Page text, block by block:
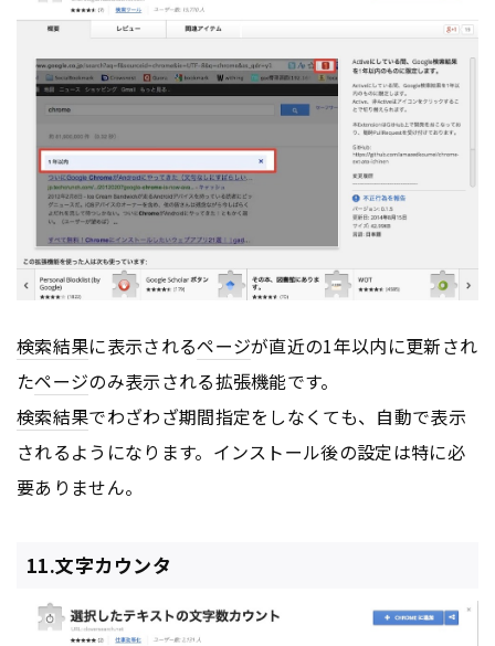
検索結果に表示されるページが直近の1年以内に更新され
たページのみ表示される拡張機能です。
検索結果でわざわざ期間指定をしなくても、自動で表示
されるようになります。インストール後の設定は特に必
要ありません。
11.文字カウンタ